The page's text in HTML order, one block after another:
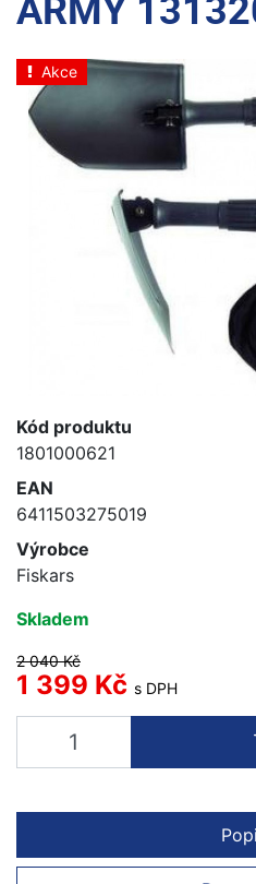
Akce
Kód produktu
1801000621
EAN
6411503275019
Výrobce
Fiskars
Skladem
2 040 Kč
1 399 Kč s DPH